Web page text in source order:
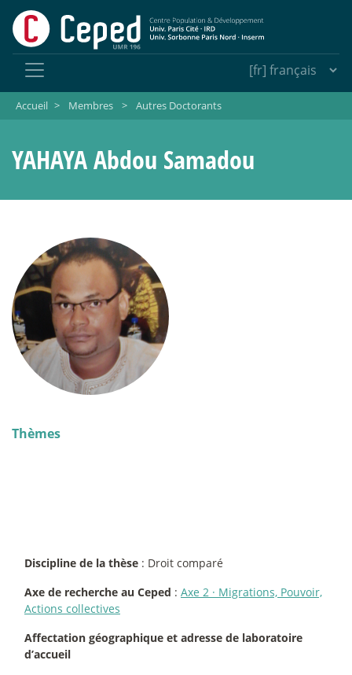
Accueil > Membres > Autres Doctorants
YAHAYA Abdou Samadou
Thèmes
Discipline de la thèse : Droit comparé
Axe de recherche au Ceped : Axe 2 · Migrations, Pouvoir,
Actions collectives
Affectation géographique et adresse de laboratoire
d’accueil